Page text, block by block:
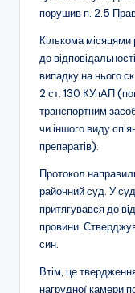
порушив п. 2.5
Кількома місяцями
до
випадку на нього
2 ст. 130 КУпАП
транспортним
чи іншого виду
препаратів).
Протокол
районний суд. У
притягувався до
провини.
син.
Втім, це
нагрудної камери